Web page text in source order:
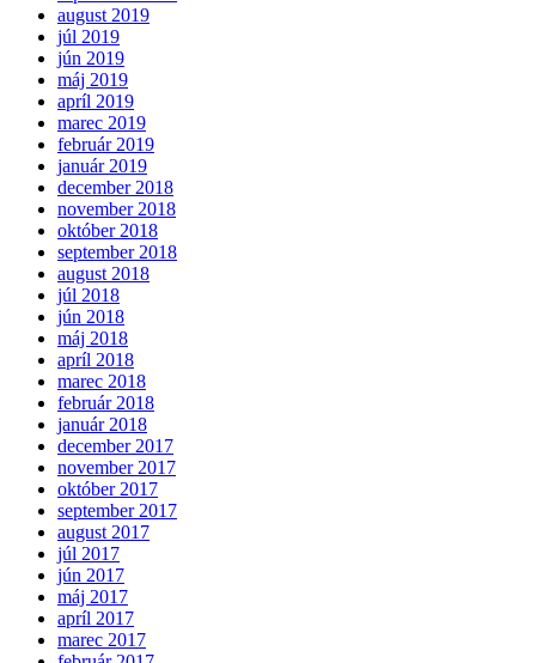
august 2019
júl 2019
jún 2019
máj 2019
apríl 2019
marec 2019
február 2019
január 2019
december 2018
november 2018
október 2018
september 2018
august 2018
júl 2018
jún 2018
máj 2018
apríl 2018
marec 2018
február 2018
január 2018
december 2017
november 2017
október 2017
september 2017
august 2017
júl 2017
jún 2017
máj 2017
apríl 2017
marec 2017